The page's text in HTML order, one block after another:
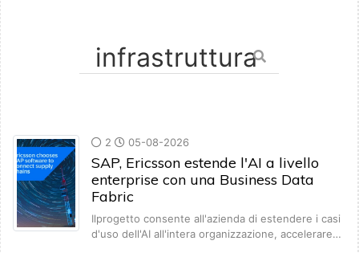
2 05-08-2026
SAP, Ericsson estende l'AI a livello
enterprise con una Business Data
Fabric
Ilprogetto consente all'azienda di estendere i casi
d'uso dell'AI all'intera organizzazione, accelerare…